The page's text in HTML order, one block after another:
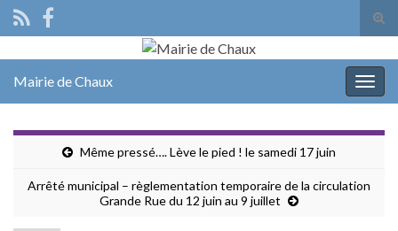
Search for:
Mairie de Chaux
Même pressé…. Lève le pied ! le samedi 17 juin
Arrêté municipal – règlementation temporaire de la circulation
Grande Rue du 12 juin au 9 juillet